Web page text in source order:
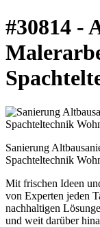
#30814 -
Sanierung
Spachteltechnik
Mit frischen Ideen
von Experten jeden
nachhaltigen
und weit darüber